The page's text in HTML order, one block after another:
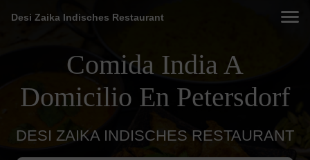
Desi Zaika Indisches Restaurant
Comida India A
Domicilio En Petersdorf
DESI ZAIKA INDISCHES RESTAURANT